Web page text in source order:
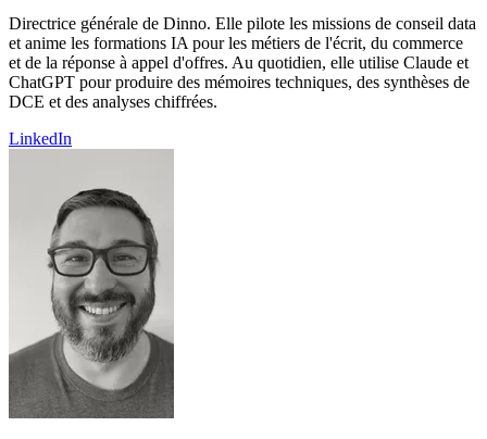
Directrice générale de Dinno. Elle pilote les missions de conseil data
et anime les formations IA pour les métiers de l'écrit, du commerce
et de la réponse à appel d'offres. Au quotidien, elle utilise Claude et
ChatGPT pour produire des mémoires techniques, des synthèses de
DCE et des analyses chiffrées.
LinkedIn